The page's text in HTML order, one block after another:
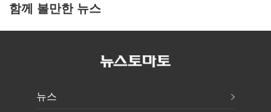
함께 볼만한 뉴스
뉴스